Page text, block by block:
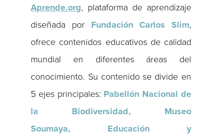
Aprende.org, plataforma de aprendizaje
diseñada por Fundación Carlos Slim,
ofrece contenidos educativos de calidad
mundial en diferentes áreas del
conocimiento. Su contenido se divide en
5 ejes principales: Pabellón Nacional de
la Biodiversidad, Museo
Soumaya, Educación y